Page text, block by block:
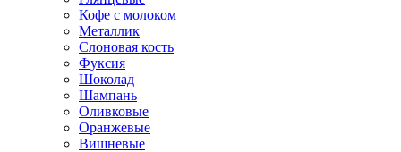
Кофе с молоком
Металлик
Слоновая кость
Фуксия
Шоколад
Шампань
Оливковые
Оранжевые
Вишневые